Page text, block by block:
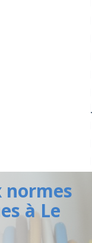
normes
à Le